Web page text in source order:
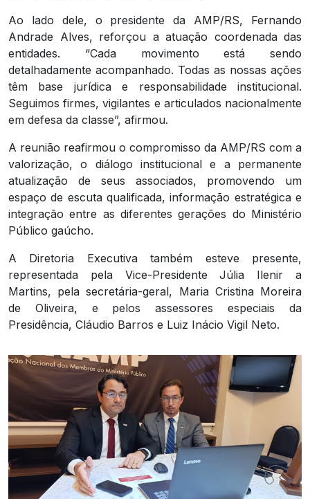
Ao lado dele, o presidente da AMP/RS, Fernando
Andrade Alves, reforçou a atuação coordenada das
entidades. “Cada movimento está sendo
detalhadamente acompanhado. Todas as nossas ações
têm base jurídica e responsabilidade institucional.
Seguimos firmes, vigilantes e articulados nacionalmente
em defesa da classe”, afirmou.
A reunião reafirmou o compromisso da AMP/RS com a
valorização, o diálogo institucional e a permanente
atualização de seus associados, promovendo um
espaço de escuta qualificada, informação estratégica e
integração entre as diferentes gerações do Ministério
Público gaúcho.
A Diretoria Executiva também esteve presente,
representada pela Vice-Presidente Júlia Ilenir a
Martins, pela secretária-geral, Maria Cristina Moreira
de Oliveira, e pelos assessores especiais da
Presidência, Cláudio Barros e Luiz Inácio Vigil Neto.